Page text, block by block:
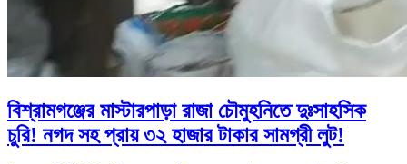
বিশ্রামগঞ্জের মাস্টারপাড়া রাজা চৌমুহনিতে দুঃসাহসিক
চুরি! নগদ সহ প্রায় ৩২ হাজার টাকার সামগ্রী লুট!